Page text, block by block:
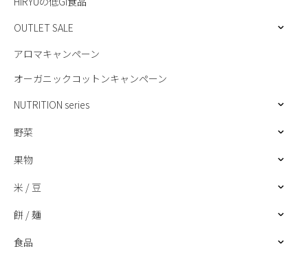
OUTLET SALE
アロマキャンペーン
オーガニックコットンキャンペーン
NUTRITION series
野菜
果物
米 / 豆
餅 / 麺
食品